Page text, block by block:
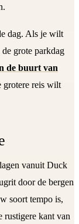
dag. Als je wilt
grote parkdag
de buurt van
grotere reis wilt
vanuit Duck
door de bergen
soort tempo is,
rustigere kant van